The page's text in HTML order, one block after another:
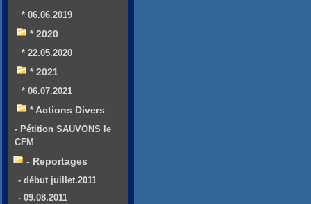
* 06.06.2019
* 2020
* 22.05.2020
* 2021
* 06.07.2021
* Actions Divers
- Pétition SAUVONS le
CFM
- Reportages
- début juillet.2011
- 09.08.2011